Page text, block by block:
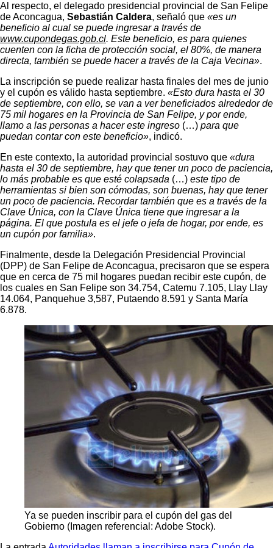
Al respecto, el delegado presidencial provincial de San Felipe
de Aconcagua, Sebastián Caldera, señaló que «es un
beneficio al cual se puede ingresar a través de
www.cupondegas.gob.cl. Este beneficio, es para quienes
cuenten con la ficha de protección social, el 80%, de manera
directa, también se puede hacer a través de la Caja Vecina».
La inscripción se puede realizar hasta finales del mes de junio
y el cupón es válido hasta septiembre. «Esto dura hasta el 30
de septiembre, con ello, se van a ver beneficiados alrededor de
75 mil hogares en la Provincia de San Felipe, y por ende,
llamo a las personas a hacer este ingreso (…) para que
puedan contar con este beneficio», indicó.
En este contexto, la autoridad provincial sostuvo que «dura
hasta el 30 de septiembre, hay que tener un poco de paciencia,
lo más probable es que esté colapsada (…) este tipo de
herramientas si bien son cómodas, son buenas, hay que tener
un poco de paciencia. Recordar también que es a través de la
Clave Única, con la Clave Única tiene que ingresar a la
página. El que postula es el jefe o jefa de hogar, por ende, es
un cupón por familia».
Finalmente, desde la Delegación Presidencial Provincial
(DPP) de San Felipe de Aconcagua, precisaron que se espera
que en cerca de 75 mil hogares puedan recibir este cupón, de
los cuales en San Felipe son 34.754, Catemu 7.105, Llay Llay
14.064, Panquehue 3,587, Putaendo 8.591 y Santa María
6.878.
Ya se pueden inscribir para el cupón del gas del
Gobierno (Imagen referencial: Adobe Stock).